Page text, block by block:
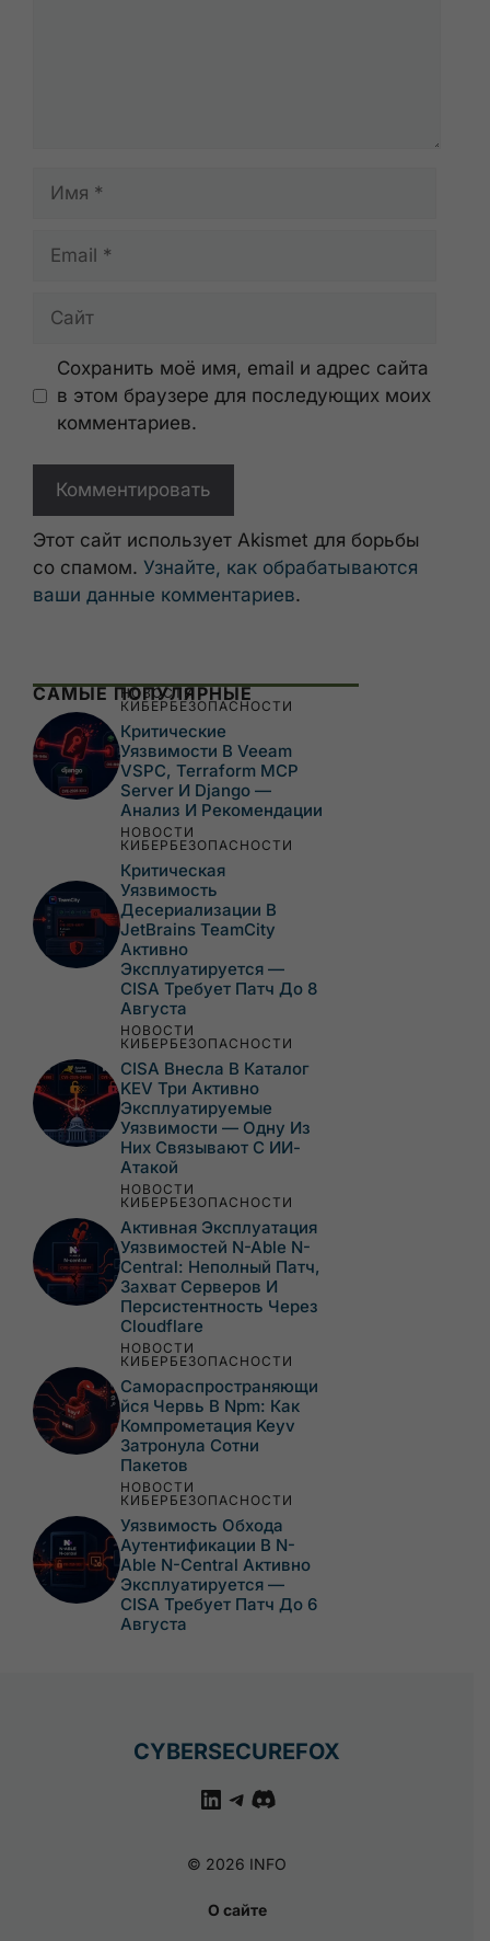
Сохранить моё имя, email и адрес сайта
в этом браузере для последующих моих
комментариев.
Этот сайт использует Akismet для борьбы
со спамом. Узнайте, как обрабатываются
ваши данные комментариев.
САМЫЕ ПОПУЛЯРНЫЕ
НОВОСТИ
КИБЕРБЕЗОПАСНОСТИ
Критические
Уязвимости В Veeam
VSPC, Terraform MCP
Server И Django —
Анализ И Рекомендации
НОВОСТИ
КИБЕРБЕЗОПАСНОСТИ
Критическая
Уязвимость
Десериализации В
JetBrains TeamCity
Активно
Эксплуатируется —
CISA Требует Патч До 8
Августа
НОВОСТИ
КИБЕРБЕЗОПАСНОСТИ
CISA Внесла В Каталог
KEV Три Активно
Эксплуатируемые
Уязвимости — Одну Из
Них Связывают С ИИ-
Атакой
НОВОСТИ
КИБЕРБЕЗОПАСНОСТИ
Активная Эксплуатация
Уязвимостей N-Able N-
Central: Неполный Патч,
Захват Серверов И
Персистентность Через
Cloudflare
НОВОСТИ
КИБЕРБЕЗОПАСНОСТИ
Самораспространяющи
Йся Червь В Npm: Как
Компрометация Keyv
Затронула Сотни
Пакетов
НОВОСТИ
КИБЕРБЕЗОПАСНОСТИ
Уязвимость Обхода
Аутентификации В N-
Able N-Central Активно
Эксплуатируется —
CISA Требует Патч До 6
Августа
CYBERSECUREFOX
LinkedIn
Telegram
Discord
© 2026 INFO
О сайте